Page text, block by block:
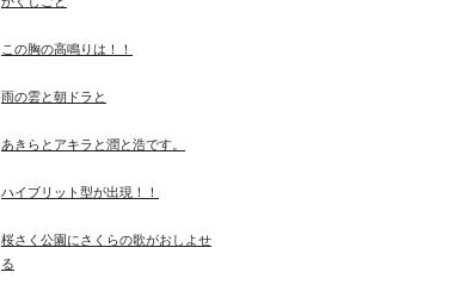
この胸の高鳴りは！！
雨の雲と朝ドラと
あきらとアキラと潤と浩です。
ハイブリット型が出現！！
桜さく公園にさくらの歌がおしよせ
る